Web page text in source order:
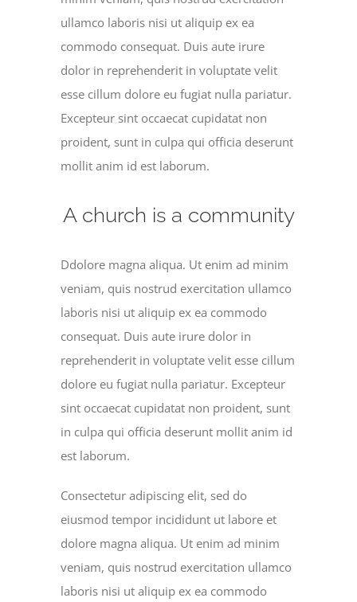
ullamco laboris nisi ut aliquip ex ea
commodo consequat. Duis aute irure
dolor in reprehenderit in voluptate velit
esse cillum dolore eu fugiat nulla pariatur.
Excepteur sint occaecat cupidatat non
proident, sunt in culpa qui officia deserunt
mollit anim id est laborum.
A church is a community
Ddolore magna aliqua. Ut enim ad minim
veniam, quis nostrud exercitation ullamco
laboris nisi ut aliquip ex ea commodo
consequat. Duis aute irure dolor in
reprehenderit in voluptate velit esse cillum
dolore eu fugiat nulla pariatur. Excepteur
sint occaecat cupidatat non proident, sunt
in culpa qui officia deserunt mollit anim id
est laborum.
Consectetur adipiscing elit, sed do
eiusmod tempor incididunt ut labore et
dolore magna aliqua. Ut enim ad minim
veniam, quis nostrud exercitation ullamco
laboris nisi ut aliquip ex ea commodo